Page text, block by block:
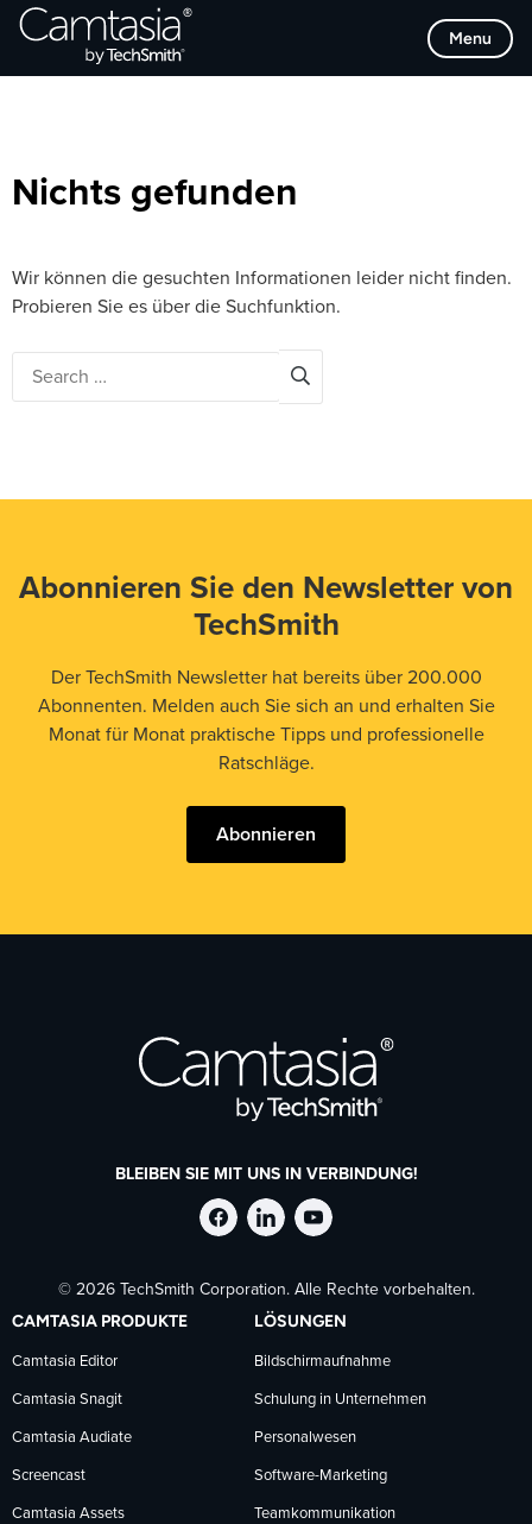
Direkt
zum
Menu
Browse Categories
Nichts gefunden
Wir können die gesuchten Informationen leider nicht finden.
Probieren Sie es über die Suchfunktion.
Abonnieren Sie den Newsletter von
TechSmith
Der TechSmith Newsletter hat bereits über 200.000
Abonnenten. Melden auch Sie sich an und erhalten Sie
Monat für Monat praktische Tipps und professionelle
Ratschläge.
Abonnieren
BLEIBEN SIE MIT UNS IN VERBINDUNG!
TechSmith
auf
Facebook
folgen
TechSmith
auf
LinkedIn
folgen
TechSmith
auf
YouTube
folgen
© 2026 TechSmith Corporation. Alle Rechte vorbehalten.
CAMTASIA PRODUKTE
Camtasia Editor
Camtasia Snagit
Camtasia Audiate
Screencast
Camtasia Assets
LÖSUNGEN
Bildschirmaufnahme
Schulung in Unternehmen
Personalwesen
Software-Marketing
Teamkommunikation